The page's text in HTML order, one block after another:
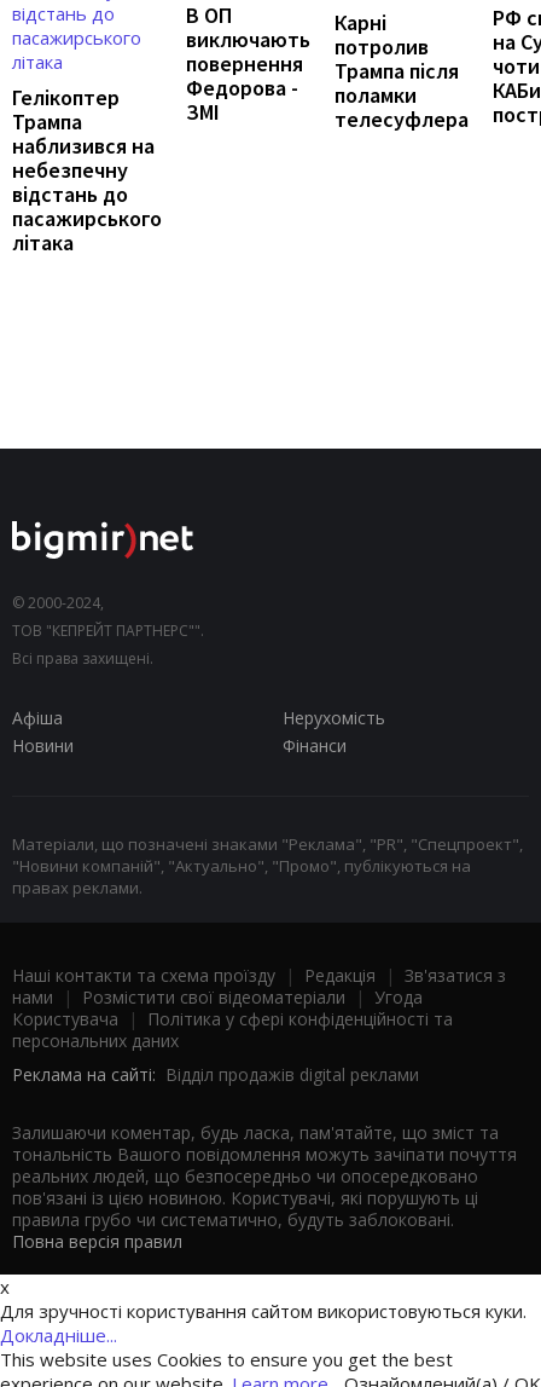
Гелікоптер
Трампа
наблизився на
небезпечну
відстань до
пасажирського
літака
В ОП
виключають
повернення
Федорова -
ЗМІ
Карні
потролив
Трампа після
поламки
телесуфлера
РФ
на
© 2000-2024,
ТОВ "КЕПРЕЙТ ПАРТНЕРС"".
Всі права захищені.
Афіша
Нерухомість
Новини
Фінанси
Матеріали, що позначені знаками "Реклама", "PR", "Спецпроект",
"Новини компаній", "Актуально", "Промо", публікуються на
правах реклами.
Наші контакти та схема проїзду | Редакція | Зв'язатися з
нами | Розмістити свої відеоматеріали | Угода
Користувача |
Політика у сфері конфіденційності та
персональних даних
Реклама на сайті: Відділ продажів digital реклами
Залишаючи коментар, будь ласка, пам'ятайте, що зміст та
тональність Вашого повідомлення можуть зачіпати почуття
реальних людей, що безпосередньо чи опосередковано
пов'язані із цією новиною. Користувачі, які порушують ці
правила грубо чи систематично, будуть заблоковані.
Повна версія правил
x
Для зручності користування сайтом використовуються куки.
Докладніше...
This website uses Cookies to ensure you get the best